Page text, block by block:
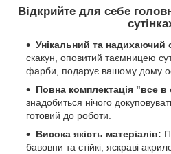
Відкрийте для себе
Унікальний та надихаючий
скакун, оповитий таємницею
фарби, подарує вашому дому
Повна комплектація "все
знадобиться нічого
готовий до роботи.
Висока якість матеріалів:
бавовни та стійкі, яскраві